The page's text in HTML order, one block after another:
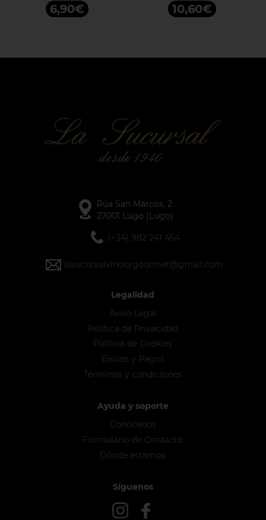
6,90€ 10,60€
Rúa San Marcos, 2
27001 Lugo (Lugo)
(+34) 982 241 454
lasucursalvinosygourmet@gmail.com
Legalidad
Aviso Legal
Política de Privacidad
Política de Cookies
Envíos y Pagos
Términos y condiciones
Ayuda y soporte
Conócenos
Formulario de Contacto
Dónde estamos
Síguenos